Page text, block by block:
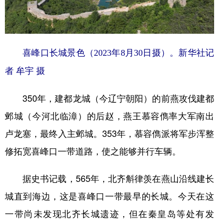
喜峰口长城景色（2023年8月30日摄）。新华社记
者 牟宇 摄
350年，建都龙城（今辽宁朝阳）的前燕攻伐建都
邺城（今河北临漳）的后赵，燕王慕容儁率大军南出
卢龙塞，最终入主邺城。353年，慕容儁派将军步浑整
修拓宽喜峰口一带道路，使之能够并行车辆。
据史书记载，565年，北齐斛律羡在燕山沿线建长
城直到海边，这是喜峰口一带最早的长城。今天在这
一带尚未发现北齐长城遗迹，但在秦皇岛等处有发